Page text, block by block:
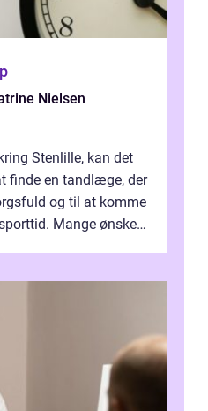
Nielsen
Stenlille, kan det
finde en tandlæge, der
og til at komme
Mange ønsker